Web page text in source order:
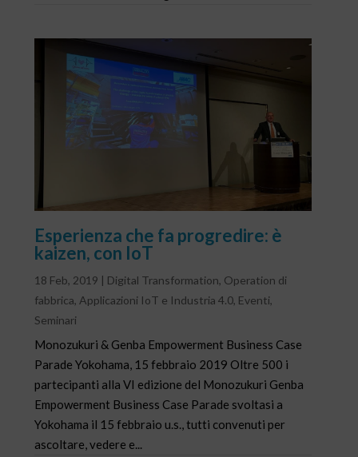
Esperienza che fa progredire: è
kaizen, con IoT
18 Feb, 2019 | Digital Transformation, Operation di
fabbrica, Applicazioni IoT e Industria 4.0, Eventi,
Seminari
Monozukuri & Genba Empowerment Business Case
Parade Yokohama, 15 febbraio 2019 Oltre 500 i
partecipanti alla VI edizione del Monozukuri Genba
Empowerment Business Case Parade svoltasi a
Yokohama il 15 febbraio u.s., tutti convenuti per
ascoltare, vedere e...